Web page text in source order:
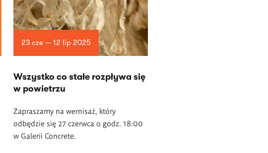
23 cze — 12 lip 2025
Wszystko co stałe rozpływa się
w powietrzu
Zapraszamy na wernisaż, który
odbędzie się 27 czerwca o godz. 18:00
w Galerii Concrete.